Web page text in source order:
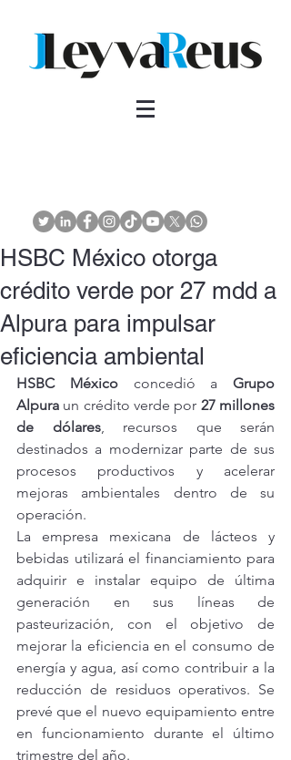
HSBC México otorga
crédito verde por 27 mdd a
Alpura para impulsar
eficiencia ambiental
HSBC México concedió a Grupo
Alpura un crédito verde por 27 millones
de dólares, recursos que serán
destinados a modernizar parte de sus
procesos productivos y acelerar
mejoras ambientales dentro de su
operación.
La empresa mexicana de lácteos y
bebidas utilizará el financiamiento para
adquirir e instalar equipo de última
generación en sus líneas de
pasteurización, con el objetivo de
mejorar la eficiencia en el consumo de
energía y agua, así como contribuir a la
reducción de residuos operativos. Se
prevé que el nuevo equipamiento entre
en funcionamiento durante el último
trimestre del año.